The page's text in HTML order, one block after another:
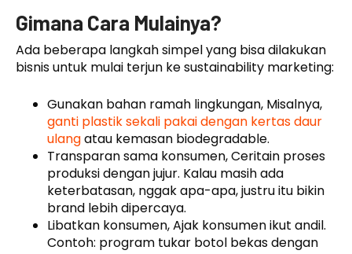
Gimana Cara Mulainya?
Ada beberapa langkah simpel yang bisa dilakukan
bisnis untuk mulai terjun ke sustainability marketing:
Gunakan bahan ramah lingkungan, Misalnya,
ganti plastik sekali pakai dengan kertas daur
ulangatau kemasan biodegradable.
Transparan sama konsumen, Ceritain proses
produksi dengan jujur. Kalau masih ada
keterbatasan, nggak apa-apa, justru itu bikin
brand lebih dipercaya.
Libatkan konsumen, Ajak konsumen ikut andil.
Contoh: program tukar botol bekas dengan